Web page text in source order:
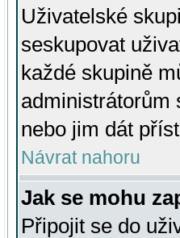
Uživatelské
seskupovat
každé skupině
administrátorům
nebo jim dát
Návrat nahoru
Jak se mohu
Připojit se do